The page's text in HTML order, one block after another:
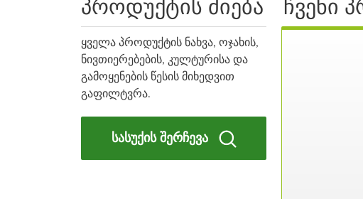
პროდუქტის ძიება
ყველა პროდუქტის ნახვა, ოჯახის,
ნივთიერებების, კულტურისა და
გამოყენების წესის მიხედვით
გაფილტვრა.
სასუქის შერჩევა
ჩვენი